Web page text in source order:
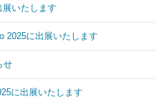
展いたします
2025に出展いたします
せ
に出展いたします